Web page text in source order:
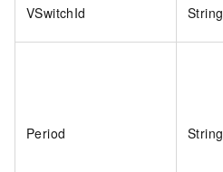
VSwitchId String
Period String